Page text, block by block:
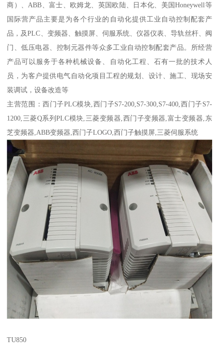
商）、ABB、富士、欧姆龙、英国欧陆、日本化、美国Honeywell等
国际营产品主要是为各个行业的自动化提供工业自动控制配套产
品，及PLC、变频器、触摸屏、伺服系统、仪器仪表、导轨丝杆、阀
门、低压电器、控制元器件等众多工业自动控制配套产品。所经营
产品可以服务于各种机械设备、自动化工程、石有一批的技术人
员，为客户提供电气自动化项目工程的规划、设计、施工、现场安
装调试，设备改造等
主营范围：西门子PLC模块,西门子S7-200,S7-300,S7-400,西门子S7-
1200,三菱Q系列PLC模块,三菱变频器,西门子变频器,富士变频器,东
芝变频器,ABB变频器,西门子LOGO,西门子触摸屏,三菱伺服系统
TU850